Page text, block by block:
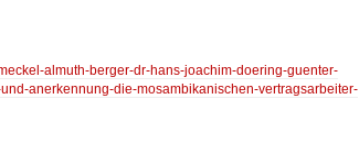
almuth-berger-dr-hans-joachim-doering-guenter-
anerkennung-die-mosambikanischen-vertragsarbeiter-